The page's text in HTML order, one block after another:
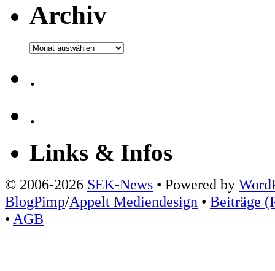
Archiv
Archiv
.
.
Links & Infos
© 2006-2026 SEK-News • Powered by
BlogPimp/Appelt Mediendesign • Beiträge
• AGB